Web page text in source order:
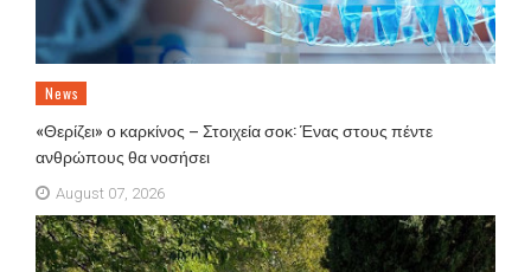
News
«Θερίζει» ο καρκίνος – Στοιχεία σοκ: Ένας στους πέντε
ανθρώπους θα νοσήσει
August 07, 2026